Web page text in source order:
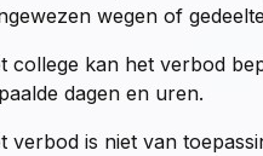
wegen of
college kan het verbod
dagen en uren.
verbod is niet van